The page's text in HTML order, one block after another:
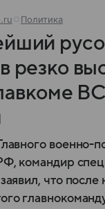
Политика
резко
военно-
командир
что после